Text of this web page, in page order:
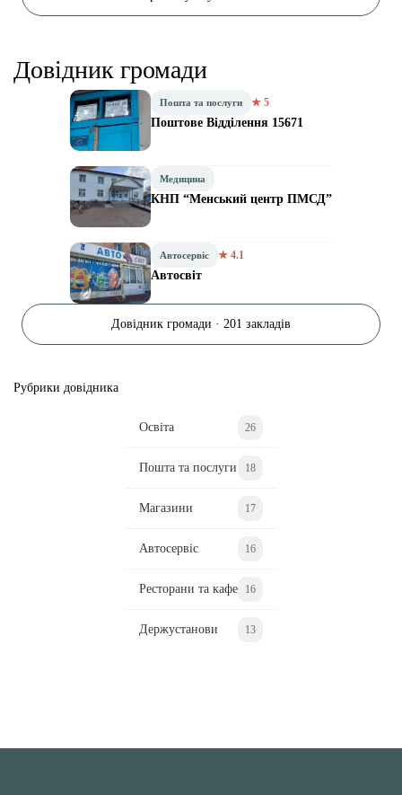
Довідник громади
Пошта та послуги ★ 5
Поштове Відділення 15671
Медицина
КНП “Менський центр ПМСД”
Автосервіс ★ 4.1
Автосвіт
Довідник громади · 201 закладів
Рубрики довідника
Освіта 26
Пошта та послуги 18
Магазини 17
Автосервіс 16
Ресторани та кафе 16
Держустанови 13